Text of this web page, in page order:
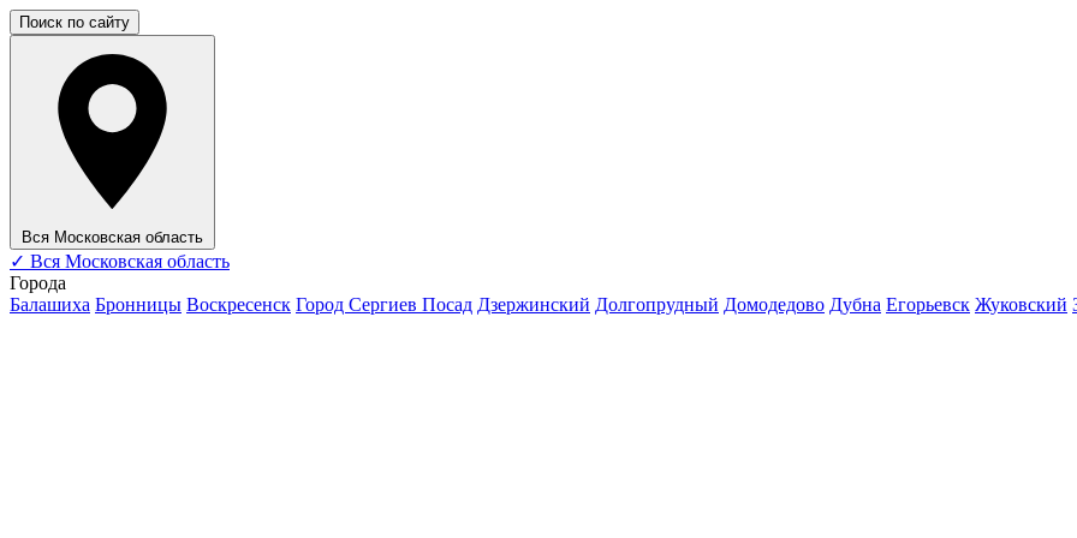
Поиск по сайту
Вся Московская область
✓ Вся Московская область
Города
Балашиха Бронницы Воскресенск Город Сергиев Посад Дзержинский Долгопрудный Домодедово Дубна Егорьевск Жуковский